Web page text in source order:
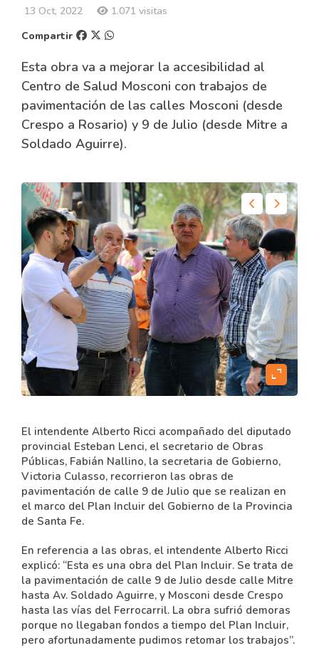
13 Oct, 2022
1.071 visitas
Compartir
Esta obra va a mejorar la accesibilidad al
Centro de Salud Mosconi con trabajos de
pavimentación de las calles Mosconi (desde
Crespo a Rosario) y 9 de Julio (desde Mitre a
Soldado Aguirre).
expand_content
El intendente Alberto Ricci acompañado del diputado
provincial Esteban Lenci, el secretario de Obras
Públicas, Fabián Nallino, la secretaria de Gobierno,
Victoria Culasso, recorrieron las obras de
pavimentación de calle 9 de Julio que se realizan en
el marco del Plan Incluir del Gobierno de la Provincia
de Santa Fe.
En referencia a las obras, el intendente Alberto Ricci
explicó: “Esta es una obra del Plan Incluir. Se trata de
la pavimentación de calle 9 de Julio desde calle Mitre
hasta Av. Soldado Aguirre, y Mosconi desde Crespo
hasta las vías del Ferrocarril. La obra sufrió demoras
porque no llegaban fondos a tiempo del Plan Incluir,
pero afortunadamente pudimos retomar los trabajos”.